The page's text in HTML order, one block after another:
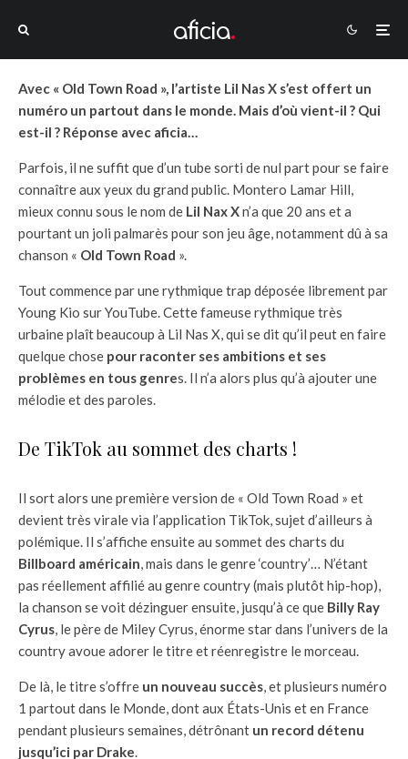
Avec « Old Town Road », l’artiste Lil Nas X s’est offert un
numéro un partout dans le monde. Mais d’où vient-il ? Qui
est-il ? Réponse avec aficia…
Parfois, il ne suffit que d’un tube sorti de nul part pour se faire
connaître aux yeux du grand public. Montero Lamar Hill,
mieux connu sous le nom de Lil Nax Xn’a que 20 ans et a
pourtant un joli palmarès pour son jeu âge, notamment dû à sa
chanson « Old Town Road ».
Tout commence par une rythmique trap déposée librement par
Young Kio sur YouTube. Cette fameuse rythmique très
urbaine plaît beaucoup à Lil Nas X, qui se dit qu’il peut en faire
quelque chose pour raconter ses ambitions et ses
problèmes en tous genres. Il n’a alors plus qu’à ajouter une
mélodie et des paroles.
De TikTok au sommet des charts !
Il sort alors une première version de « Old Town Road » et
devient très virale via l’application TikTok, sujet d’ailleurs à
polémique. Il s’affiche ensuite au sommet des charts du
Billboard américain, mais dans le genre ‘country’… N’étant
pas réellement affilié au genre country (mais plutôt hip-hop),
la chanson se voit dézinguer ensuite, jusqu’à ce que Billy Ray
Cyrus, le père de Miley Cyrus, énorme star dans l’univers de la
country avoue adorer le titre et réenregistre le morceau.
De là, le titre s’offre un nouveau succès, et plusieurs numéro
1 partout dans le Monde, dont aux États-Unis et en France
pendant plusieurs semaines, détrônant un record détenu
jusqu’ici par Drake.